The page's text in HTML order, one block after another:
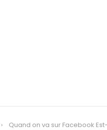
Quand on va sur Facebook Est-on actif sur